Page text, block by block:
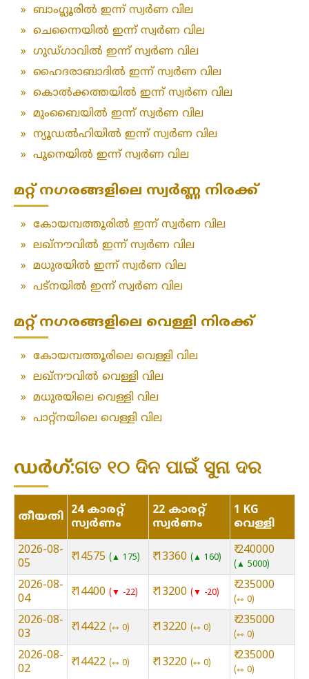
» ബാംഗ്ലൂരിൽ ഇന്ന് സ്വർണ വില
» ചെന്നൈയിൽ ഇന്ന് സ്വർണ വില
» ഗുഡ്ഗാവിൽ ഇന്ന് സ്വർണ വില
» ഹൈദരാബാദിൽ ഇന്ന് സ്വർണ വില
» കൊൽക്കത്തയിൽ ഇന്ന് സ്വർണ വില
» മുംബൈയിൽ ഇന്ന് സ്വർണ വില
» ന്യൂഡൽഹിയിൽ ഇന്ന് സ്വർണ വില
» പൂനെയിൽ ഇന്ന് സ്വർണ വില
മറ്റ് നഗരങ്ങളിലെ സ്വർണ്ണ നിരക്ക്
» കോയമ്പത്തൂരിൽ ഇന്ന് സ്വർണ വില
» ലഖ്‌നൗവിൽ ഇന്ന് സ്വർണ വില
» മധുരയിൽ ഇന്ന് സ്വർണ വില
» പട്‌നയിൽ ഇന്ന് സ്വർണ വില
മറ്റ് നഗരങ്ങളിലെ വെള്ളി നിരക്ക്
» കോയമ്പത്തൂരിലെ വെള്ളി വില
» ലഖ്‌നൗവിൽ വെള്ളി വില
» മധുരയിലെ വെള്ളി വില
» പാറ്റ്നയിലെ വെള്ളി വില
ഡർഗ്:ଗତ ୧୦ ଦିନ ପାଇଁ ସୁନା ଦର
തീയതി 24 കാരറ്റ്
സ്വർണം
22 കാരറ്റ്
സ്വർണം
1 KG
വെള്ളി
2026-08-
05
₹ 14575 ▲ 175 ₹ 13360 ▲ 160
₹ 240000
▲ 5000
2026-08-
04
₹ 14400 ▼ -22 ₹ 13200 ▼ -20
₹ 235000
⇿ 0
2026-08-
03
₹ 14422 ⇿ 0 ₹ 13220 ⇿ 0
₹ 235000
⇿ 0
2026-08-
02
₹ 14422 ⇿ 0 ₹ 13220 ⇿ 0
₹ 235000
⇿ 0